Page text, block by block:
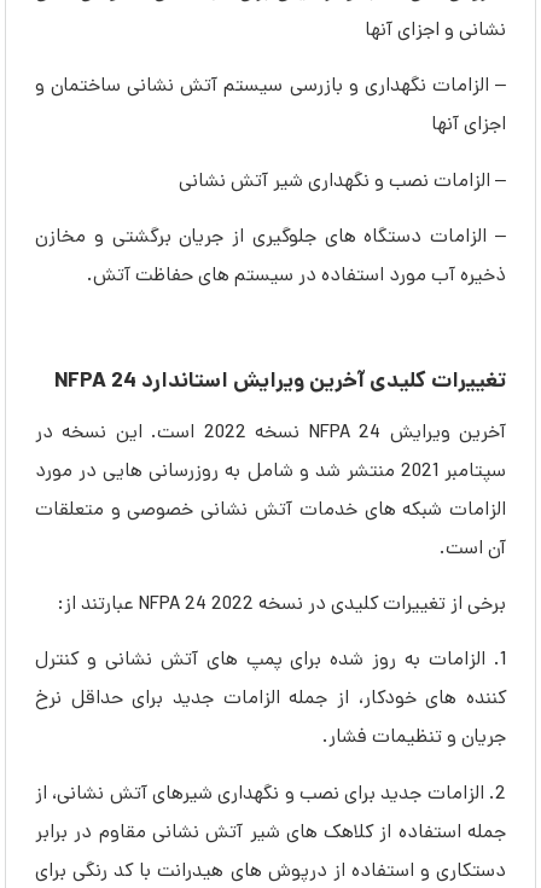
نشانی و اجزای آنها
– الزامات نگهداری و بازرسی سیستم آتش نشانی ساختمان و
اجزای آنها
– الزامات نصب و نگهداری شیر آتش نشانی
– الزامات دستگاه های جلوگیری از جریان برگشتی و مخازن
ذخیره آب مورد استفاده در سیستم های حفاظت آتش.
تغییرات کلیدی آخرین ویرایش استاندارد NFPA 24
آخرین ویرایش NFPA 24 نسخه 2022 است. این نسخه در
سپتامبر 2021 منتشر شد و شامل به‌ روزرسانی ‌هایی در مورد
الزامات شبکه ‌های خدمات آتش نشانی خصوصی و متعلقات
آن است.
برخی از تغییرات کلیدی در نسخه 2022 NFPA 24 عبارتند از:
1. الزامات به روز شده برای پمپ های آتش نشانی و کنترل
کننده های خودکار، از جمله الزامات جدید برای حداقل نرخ
جریان و تنظیمات فشار.
2. الزامات جدید برای نصب و نگهداری شیرهای آتش نشانی، از
جمله استفاده از کلاهک های شیر آتش نشانی مقاوم در برابر
دستکاری و استفاده از درپوش های هیدرانت با کد رنگی برای